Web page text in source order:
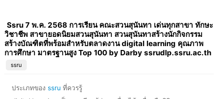
Ssru 7 พ.ค. 2568 การเรียน คณะสวนสุนันทา เด่นทุกสาขา ทักษะ
วิชาชีพ สาขายอดนิยมสวนสุนันทา สวนสุนันทาสร้างนักกิจกรรม
สร้างบัณฑิตที่พร้อมสำหรับตลาดงาน digital learning คุณภาพ
การศึกษา มาตรฐานสูง Top 100 by Darby ssrudlp.ssru.ac.th
ssru
ประเภทของ ssru ที่ควรรู้